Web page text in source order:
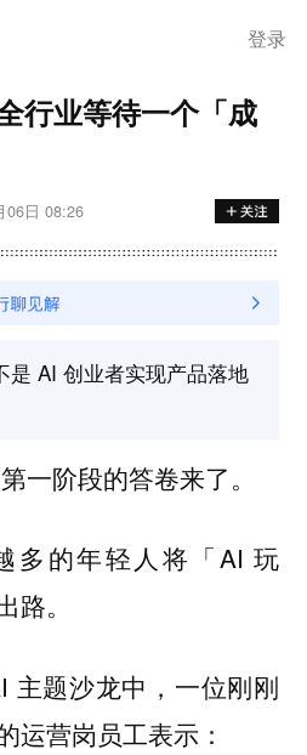
登录
行业等待一个「成
06日 08:26
是 AI 创业者实现产品落地
一阶段的答卷来了。
多的年轻人将「AI 玩
路。
主题沙龙中，一位刚刚
运营岗员工表示：